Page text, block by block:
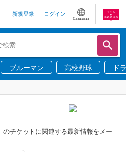
新規登録 ログイン
Language
ブルーマン 高校野球 ド
のチケットに関連する最新情報をメー